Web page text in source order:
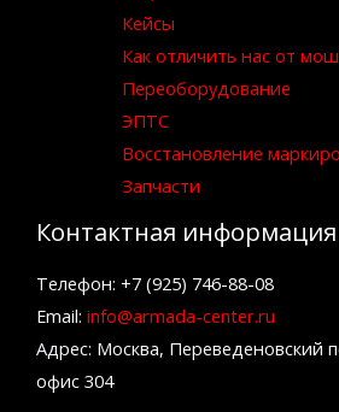
Кейсы
Как отличить нас от
Переоборудование
ЭПТС
Восстановление
Запчасти
Контактная информация
Телефон: +7 (925) 746-88-08
Email: info@armada-center.ru
Адрес: Москва, Переведеновский
офис 304